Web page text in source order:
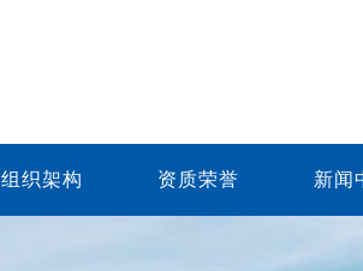
组织架构 资质荣誉 新闻